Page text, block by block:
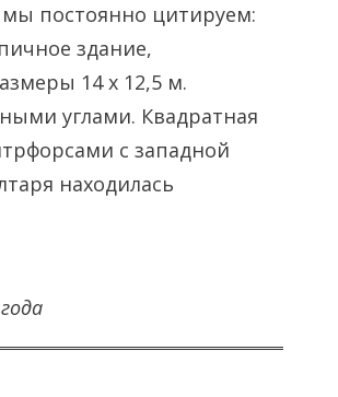
постоянно цитируем:
здание,
14 х 12,5 м.
углами. Квадратная
с западной
находилась